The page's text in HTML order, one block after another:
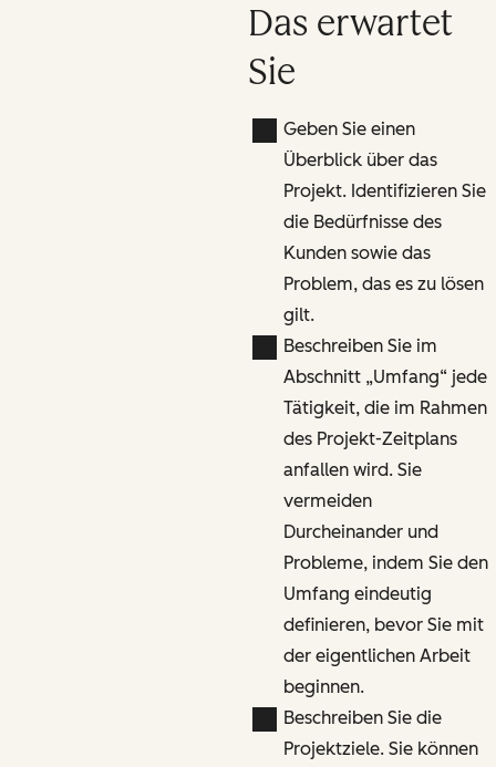
Das erwartet
Sie
Geben Sie einen
Überblick über das
Projekt. Identifizieren Sie
die Bedürfnisse des
Kunden sowie das
Problem, das es zu lösen
gilt.
Beschreiben Sie im
Abschnitt „Umfang“ jede
Tätigkeit, die im Rahmen
des Projekt-Zeitplans
anfallen wird. Sie
vermeiden
Durcheinander und
Probleme, indem Sie den
Umfang eindeutig
definieren, bevor Sie mit
der eigentlichen Arbeit
beginnen.
Beschreiben Sie die
Projektziele. Sie können